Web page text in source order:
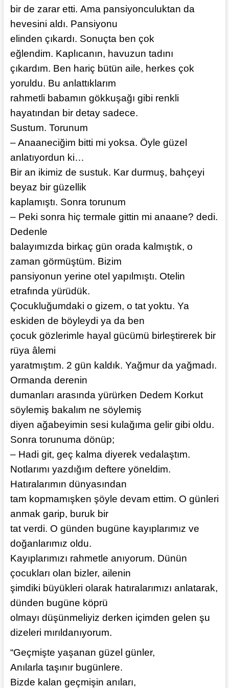
bir de zarar etti. Ama pansiyonculuktan da
hevesini aldı. Pansiyonu
elinden çıkardı. Sonuçta ben çok
eğlendim. Kaplıcanın, havuzun tadını
çıkardım. Ben hariç bütün aile, herkes çok
yoruldu. Bu anlattıklarım
rahmetli babamın gökkuşağı gibi renkli
hayatından bir detay sadece.
Sustum. Torunum
– Anaaneciğim bitti mi yoksa. Öyle güzel
anlatıyordun ki…
Bir an ikimiz de sustuk. Kar durmuş, bahçeyi
beyaz bir güzellik
kaplamıştı. Sonra torunum
– Peki sonra hiç termale gittin mi anaane? dedi.
Dedenle
balayımızda birkaç gün orada kalmıştık, o
zaman görmüştüm. Bizim
pansiyonun yerine otel yapılmıştı. Otelin
etrafında yürüdük.
Çocukluğumdaki o gizem, o tat yoktu. Ya
eskiden de böyleydi ya da ben
çocuk gözlerimle hayal gücümü birleştirerek bir
rüya âlemi
yaratmıştım. 2 gün kaldık. Yağmur da yağmadı.
Ormanda derenin
dumanları arasında yürürken Dedem Korkut
söylemiş bakalım ne söylemiş
diyen ağabeyimin sesi kulağıma gelir gibi oldu.
Sonra torunuma dönüp;
– Hadi git, geç kalma diyerek vedalaştım.
Notlarımı yazdığım deftere yöneldim.
Hatıralarımın dünyasından
tam kopmamışken şöyle devam ettim. O günleri
anmak garip, buruk bir
tat verdi. O günden bugüne kayıplarımız ve
doğanlarımız oldu.
Kayıplarımızı rahmetle anıyorum. Dünün
çocukları olan bizler, ailenin
şimdiki büyükleri olarak hatıralarımızı anlatarak,
dünden bugüne köprü
olmayı düşünmeliyiz derken içimden gelen şu
dizeleri mırıldanıyorum.
“Geçmişte yaşanan güzel günler,
Anılarla taşınır bugünlere.
Bizde kalan geçmişin anıları,